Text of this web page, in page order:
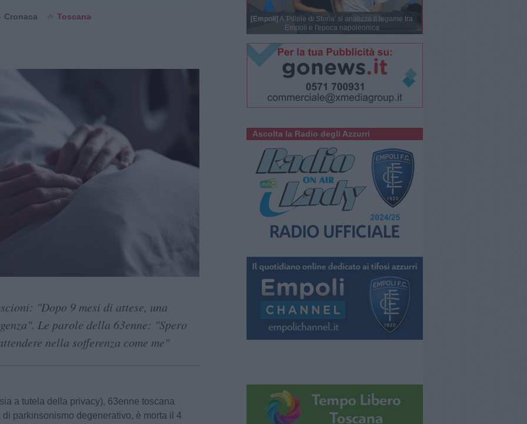
Cronaca Toscana
"Dopo 9 mesi di attese, una
Le parole della 63enne: "Spero
nella sofferenza come me"
a tutela della privacy), 63enne toscana
parkinsonismo degenerativo, è morta il 4
[Empoli] A 'Pillole di Storia' si analizza il legame tra
Empoli e l'epoca napoleonica
Ascolta la Radio degli Azzurri